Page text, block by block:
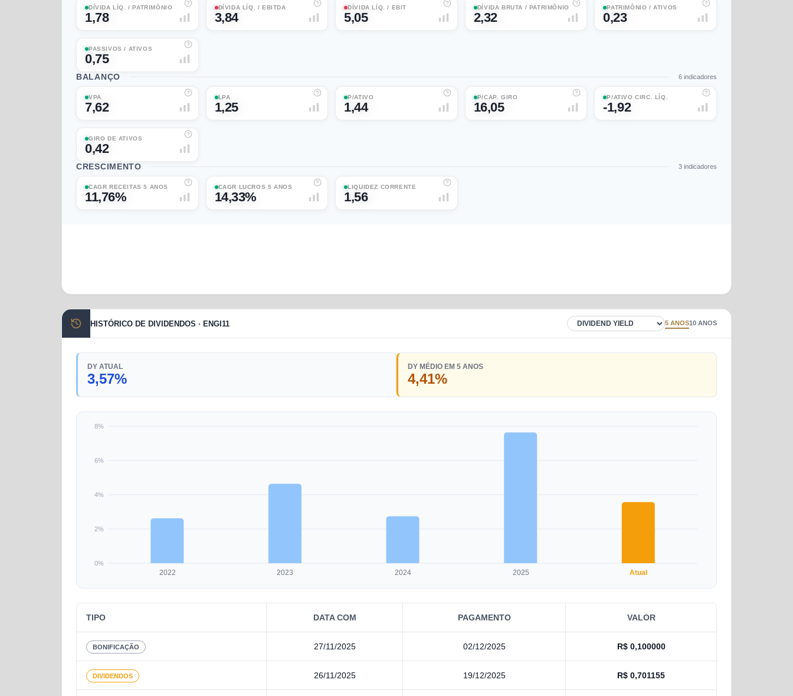
DÍVIDA LÍQ. / PATRIMÔNIO
1,78
DÍVIDA LÍQ. / EBITDA
3,84
DÍVIDA LÍQ. / EBIT
5,05
DÍVIDA BRUTA / PATRIMÔNIO
2,32
PATRIMÔNIO / ATIVOS
0,23
PASSIVOS / ATIVOS
0,75
BALANÇO 6 indicadores
VPA
7,62
LPA
1,25
P/ATIVO
1,44
P/CAP. GIRO
16,05
P/ATIVO CIRC. LÍQ.
-1,92
GIRO DE ATIVOS
0,42
CRESCIMENTO 3 indicadores
CAGR RECEITAS 5 ANOS
11,76%
CAGR LUCROS 5 ANOS
14,33%
LIQUIDEZ CORRENTE
1,56
HISTÓRICO DE DIVIDENDOS · ENGI11 5 ANOS10 ANOS
DY ATUAL
3,57%
DY MÉDIO EM 5 ANOS
4,41%
2022 2023 2024 2025 Atual
0%
2%
4%
6%
8%
TIPO DATA COM PAGAMENTO VALOR
BONIFICAÇÃO 27/11/2025 02/12/2025 R$ 0,100000
DIVIDENDOS 26/11/2025 19/12/2025 R$ 0,701155